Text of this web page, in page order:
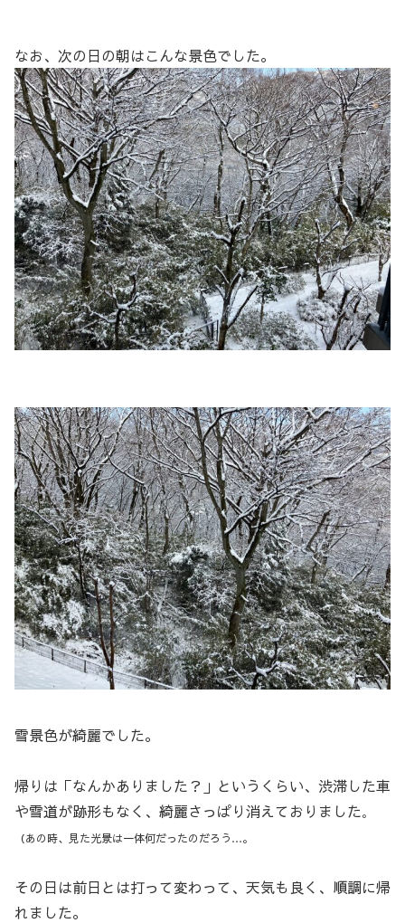
なお、次の日の朝はこんな景色でした。
雪景色が綺麗でした。
帰りは「なんかありました？」というくらい、渋滞した車
や雪道が跡形もなく、綺麗さっぱり消えておりました。
（あの時、見た光景は一体何だったのだろう…。
その日は前日とは打って変わって、天気も良く、順調に帰
れました。